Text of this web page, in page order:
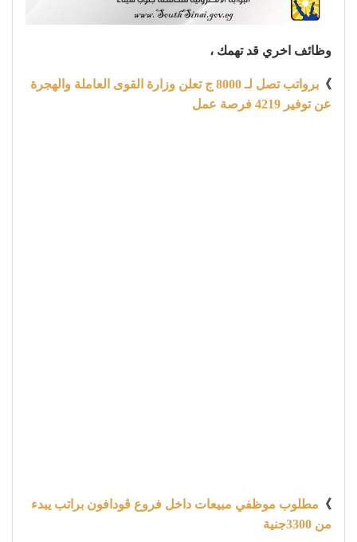
وظائف اخري قد تهمك ،
》
برواتب تصل لـ 8000 ج تعلن وزارة القوى العاملة والهجرة
عن توفير 4219 فرصة عمل
》 مطلوب موظفي مبيعات داخل فروع ڤودافون براتب يبدء
من 3300جنية